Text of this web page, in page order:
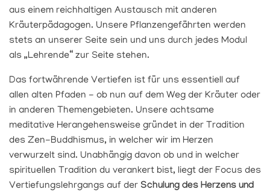
aus einem reichhaltigen Austausch mit anderen
Kräuterpädagogen. Unsere Pflanzengefährten werden
stets an unserer Seite sein und uns durch jedes Modul
als „Lehrende“ zur Seite stehen.
Das fortwährende Vertiefen ist für uns essentiell auf
allen alten Pfaden - ob nun auf dem Weg der Kräuter oder
in anderen Themengebieten. Unsere achtsame
meditative Herangehensweise gründet in der Tradition
des Zen-Buddhismus, in welcher wir im Herzen
verwurzelt sind. Unabhängig davon ob und in welcher
spirituellen Tradition du verankert bist, liegt der Focus des
Vertiefungslehrgangs auf der Schulung des Herzens und